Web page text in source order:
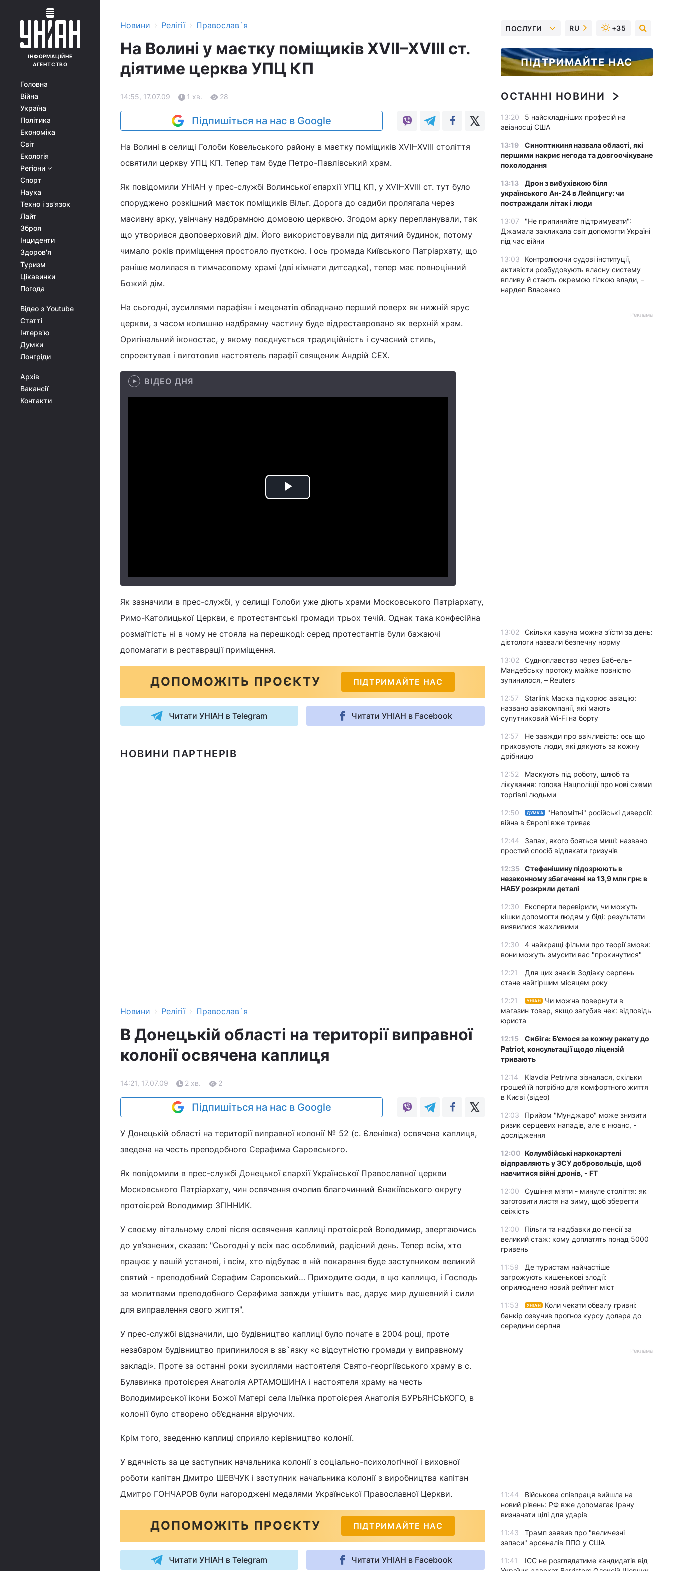
ІНФОРМАЦІЙНЕ
АГЕНТСТВО
Головна
Війна
Україна
Політика
Економіка
Світ
Екологія
Регіони
Спорт
Наука
Техно і зв'язок
Лайт
Зброя
Інциденти
Здоров'я
Туризм
Цікавинки
Погода
Відео з Youtube
Статті
Інтерв'ю
Думки
Лонгріди
Архів
Вакансії
Контакти
Новини › Релігії › Православ`я
На Волині у маєтку поміщиків XVII–XVIII ст.
діятиме церква УПЦ КП
14:55, 17.07.09 1 хв. 28
Підпишіться на нас в Google
На Волині в селищі Голоби Ковельського району в маєтку поміщиків XVII–XVIII століття
освятили церкву УПЦ КП. Тепер там буде Петро-Павлівський храм.
Як повідомили УНІАН у прес-службі Волинської єпархії УПЦ КП, у XVII–XVIII ст. тут було
споруджено розкішний маєток поміщиків Вільг. Дорога до садиби пролягала через
масивну арку, увінчану надбрамною домовою церквою. Згодом арку перепланували, так
що утворився двоповерховий дім. Його використовували під дитячий будинок, потому
чимало років приміщення простояло пусткою. І ось громада Київського Патріархату, що
раніше молилася в тимчасовому храмі (дві кімнати дитсадка), тепер має повноцінний
Божий дім.
На сьогодні, зусиллями парафіян і меценатів обладнано перший поверх як нижній ярус
церкви, з часом колишню надбрамну частину буде відреставровано як верхній храм.
Оригінальний іконостас, у якому поєднується традиційність і сучасний стиль,
спроектував і виготовив настоятель парафії священик Андрій СЕХ.
ВІДЕО ДНЯ
Play
Як зазначили в прес-службі, у селищі Голоби уже діють храми Московського Патріархату,
Римо-Католицької Церкви, є протестантські громади трьох течій. Однак така конфесійна
розмаїтість ні в чому не стояла на перешкоді: серед протестантів були бажаючі
допомагати в реставрації приміщення.
ДОПОМОЖІТЬ ПРОЄКТУ ПІДТРИМАЙТЕ НАС
Читати УНІАН в Telegram Читати УНІАН в Facebook
НОВИНИ ПАРТНЕРІВ
Новини › Релігії › Православ`я
В Донецькій області на території виправної
колонії освячена каплиця
14:21, 17.07.09 2 хв. 2
Підпишіться на нас в Google
У Донецькій області на території виправної колонії № 52 (с. Єленівка) освячена каплиця,
зведена на честь преподобного Серафима Саровського.
Як повідомили в прес-службі Донецької єпархії Української Православної церкви
Московського Патріархату, чин освячення очолив благочинний Єнакіївського округу
протоієрей Володимир ЗГІННИК.
У своєму вітальному слові після освячення каплиці протоієрей Володимир, звертаючись
до ув’язнених, сказав: "Сьогодні у всіх вас особливий, радісний день. Тепер всім, хто
працює у вашій установі, і всім, хто відбуває в ній покарання буде заступником великий
святий - преподобний Серафим Саровський… Приходите сюди, в цю каплицю, і Господь
за молитвами преподобного Серафима завжди утішить вас, дарує мир душевний і сили
для виправлення свого життя".
У прес-службі відзначили, що будівництво каплиці було почате в 2004 році, проте
незабаром будівництво припинилося в зв`язку «с відсутністю громади у виправному
закладі». Проте за останні роки зусиллями настоятеля Свято-георгіївського храму в с.
Булавинка протоієрея Анатолія АРТАМОШИНА і настоятеля храму на честь
Володимирської ікони Божої Матері села Ільїнка протоієрея Анатолія БУРЬЯНСЬКОГО, в
колонії було створено об’єднання віруючих.
Крім того, зведенню каплиці сприяло керівництво колонії.
У вдячність за це заступник начальника колонії з соціально-психологічної і виховної
роботи капітан Дмитро ШЕВЧУК і заступник начальника колонії з виробництва капітан
Дмитро ГОНЧАРОВ були нагороджені медалями Української Православної Церкви.
ДОПОМОЖІТЬ ПРОЄКТУ ПІДТРИМАЙТЕ НАС
Читати УНІАН в Telegram Читати УНІАН в Facebook
ПОСЛУГИ RU +35
ПІДТРИМАЙТЕ НАС
ОСТАННІ НОВИНИ
13:20
5 найскладніших професій на
авіаносці США
13:19
Синоптикиня назвала області, які
першими накриє негода та довгоочікуване
похолодання
13:13
Дрон з вибухівкою біля
українського Ан-24 в Лейпцигу: чи
постраждали літак і люди
13:07
"Не припиняйте підтримувати":
Джамала закликала світ допомогти Україні
під час війни
13:03
Контролюючи судові інституції,
активісти розбудовують власну систему
впливу й стають окремою гілкою влади, –
нардеп Власенко
Реклама
13:02
Скільки кавуна можна з’їсти за день:
дієтологи назвали безпечну норму
13:02
Судноплавство через Баб-ель-
Мандебську протоку майже повністю
зупинилося, – Reuters
12:57
Starlink Маска підкорює авіацію:
названо авіакомпанії, які мають
супутниковий Wi-Fi на борту
12:57
Не завжди про ввічливість: ось що
приховують люди, які дякують за кожну
дрібницю
12:52
Маскують під роботу, шлюб та
лікування: голова Нацполіції про нові схеми
торгівлі людьми
12:50 ДУМКА
"Непомітні" російські диверсії:
війна в Європі вже триває
12:44
Запах, якого бояться миші: названо
простий спосіб відлякати гризунів
12:35 Стефанішину підозрюють в
незаконному збагаченні на 13,9 млн грн: в
НАБУ розкрили деталі
12:30
Експерти перевірили, чи можуть
кішки допомогти людям у біді: результати
виявилися жахливими
12:30
4 найкращі фільми про теорії змови:
вони можуть змусити вас "прокинутися"
12:21
Для цих знаків Зодіаку серпень
стане найгіршим місяцем року
12:21 УНІАН
Чи можна повернути в
магазин товар, якщо загубив чек: відповідь
юриста
12:15
Сибіга: Б’ємося за кожну ракету до
Patriot, консультації щодо ліцензій
тривають
12:14
Klavdia Petrivna зізналася, скільки
грошей їй потрібно для комфортного життя
в Києві (відео)
12:03
Прийом "Мунджаро" може знизити
ризик серцевих нападів, але є нюанс, -
дослідження
12:00 Колумбійські наркокартелі
відправляють у ЗСУ добровольців, щоб
навчитися війні дронів, - FT
12:00
Сушіння м'яти - минуле століття: як
заготовити листя на зиму, щоб зберегти
свіжість
12:00
Пільги та надбавки до пенсії за
великий стаж: кому доплатять понад 5000
гривень
11:59
Де туристам найчастіше
загрожують кишенькові злодії:
оприлюднено новий рейтинг міст
11:53 УНІАН
Коли чекати обвалу гривні:
банкір озвучив прогноз курсу долара до
середини серпня
Реклама
11:44
Військова співпраця вийшла на
новий рівень: РФ вже допомагає Ірану
визначати цілі для ударів
11:43
Трамп заявив про "величезні
запаси" арсеналів ППО у США
11:41
ICC не розглядатиме кандидатів від